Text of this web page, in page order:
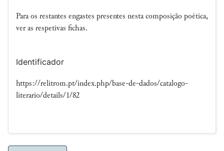
Para os restantes engastes presentes nesta composição poética,
ver as respetivas fichas.
Identificador
https://relitrom.pt/index.php/base-de-dados/catalogo-
literario/details/1/82